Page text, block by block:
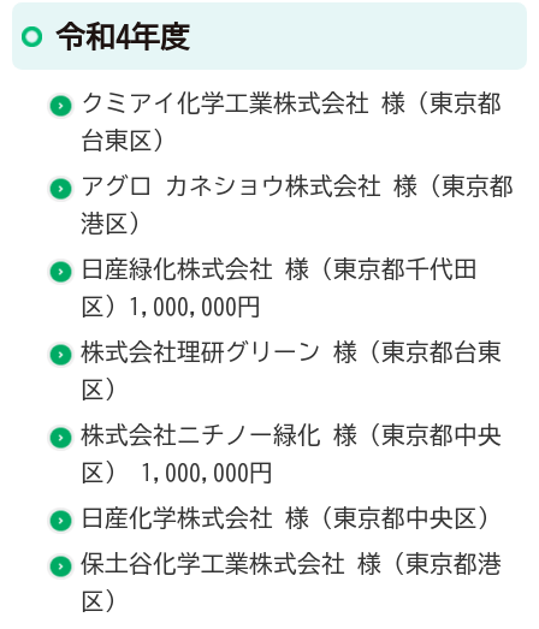
令和4年度
クミアイ化学工業株式会社 様（東京都
台東区）
アグロ カネショウ株式会社 様 (東京都
港区）
日産緑化株式会社 様（東京都千代田
区）1,000,000円
株式会社理研グリーン 様（東京都台東
区）
株式会社ニチノー緑化 様（東京都中央
区） 1,000,000円
日産化学株式会社 様（東京都中央区）
保土谷化学工業株式会社 様（東京都港
区）